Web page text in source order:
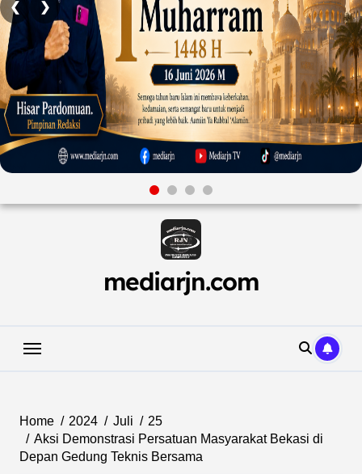
❮ ❯
Skip
mediarjn.com
Home 2024 Juli
25
Aksi Demonstrasi Persatuan Masyarakat Bekasi di
Depan Gedung Teknis Bersama